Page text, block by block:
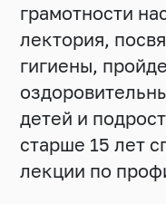
грамотности
лектория,
гигиены,
детей и
старше 15 лет
лекции по